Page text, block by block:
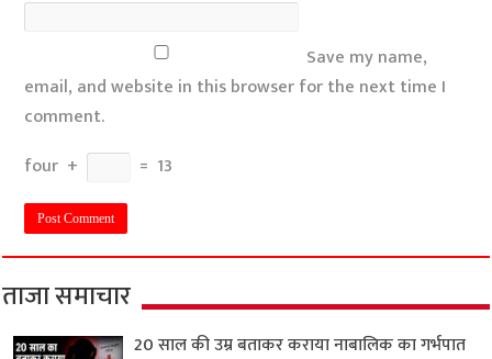
Save my name,
email, and website in this browser for the next time I
comment.
four + = 13
ताजा समाचार
20 साल की उम्र बताकर कराया नाबालिक का गर्भपात